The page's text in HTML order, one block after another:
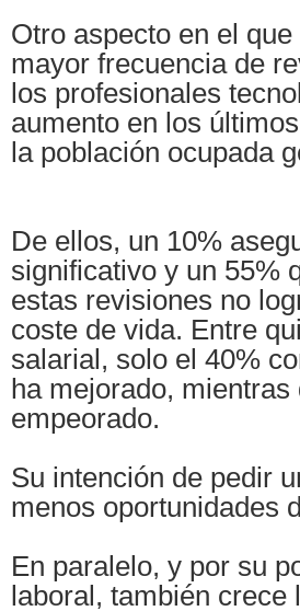
Otro aspecto en el
mayor frecuencia de
los profesionales
aumento en los
la población ocupada
De ellos, un 10%
significativo y un 55%
estas revisiones no
coste de vida. Entre
salarial, solo el 40%
ha mejorado,
empeorado.
Su intención de pedir
menos oportunidades
En paralelo, y por su
laboral, también